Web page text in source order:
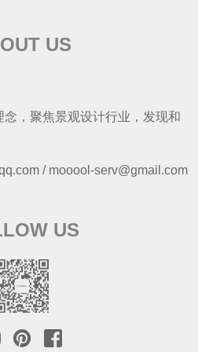
US
，聚焦景观设计行业，发现和
/ mooool-serv@gmail.com
US